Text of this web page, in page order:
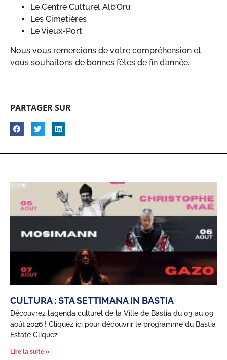
Le Centre Culturel Alb’Oru
Les Cimetières
Le Vieux-Port
Nous vous remercions de votre compréhension et
vous souhaitons de bonnes fêtes de fin d’année.
PARTAGER SUR
CULTURA : STA SETTIMANA IN BASTIA
Découvrez l’agenda culturel de la Ville de Bastia du 03 au 09
août 2026 ! Cliquez ici pour découvrir le programme du Bastia
Estate Cliquez
Lire la suite »